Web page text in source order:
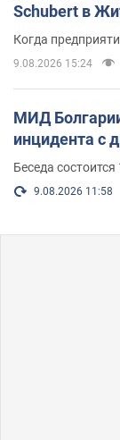
Schubert в
Когда
9.08.2026 15:24
МИД
инцидента с
Беседа состоится
9.08.2026 11:58